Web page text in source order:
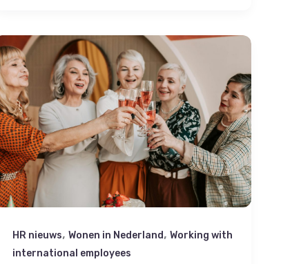
HR nieuws, Wonen in Nederland, Working with
international employees